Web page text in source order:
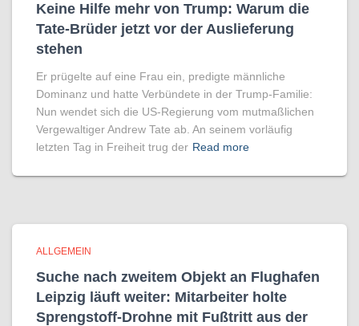
Keine Hilfe mehr von Trump: Warum die
Tate-Brüder jetzt vor der Auslieferung
stehen
Er prügelte auf eine Frau ein, predigte männliche
Dominanz und hatte Verbündete in der Trump-Familie:
Nun wendet sich die US-Regierung vom mutmaßlichen
Vergewaltiger Andrew Tate ab. An seinem vorläufig
letzten Tag in Freiheit trug der Read more
ALLGEMEIN
Suche nach zweitem Objekt an Flughafen
Leipzig läuft weiter: Mitarbeiter holte
Sprengstoff-Drohne mit Fußtritt aus der